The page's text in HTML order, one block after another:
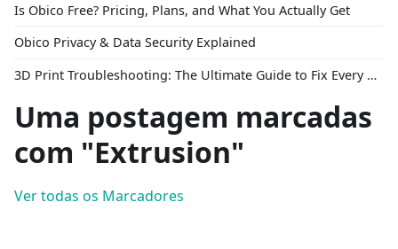
Is Obico Free? Pricing, Plans, and What You Actually Get
Obico Privacy & Data Security Explained
3D Print Troubleshooting: The Ultimate Guide to Fix Every Common Problem [2026]
Uma postagem marcadas
com "Extrusion"
Ver todas os Marcadores